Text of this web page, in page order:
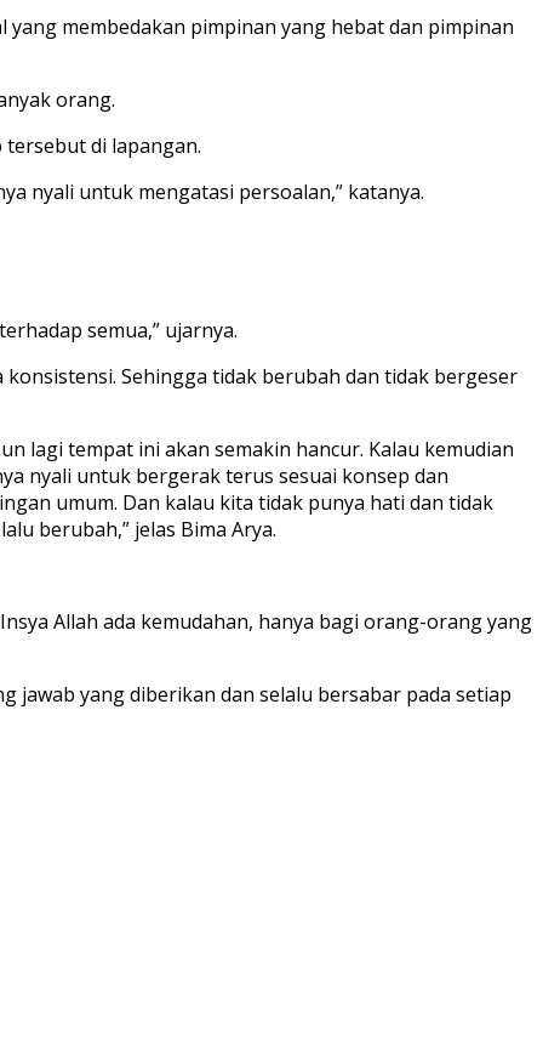
yang membedakan pimpinan yang hebat dan pimpinan
orang.
di lapangan.
nyali untuk mengatasi persoalan,” katanya.
semua,” ujarnya.
Sehingga tidak berubah dan tidak bergeser
lagi tempat ini akan semakin hancur. Kalau kemudian
nyali untuk bergerak terus sesuai konsep dan
umum. Dan kalau kita tidak punya hati dan tidak
berubah,” jelas Bima Arya.
Allah ada kemudahan, hanya bagi orang-orang yang
jawab yang diberikan dan selalu bersabar pada setiap